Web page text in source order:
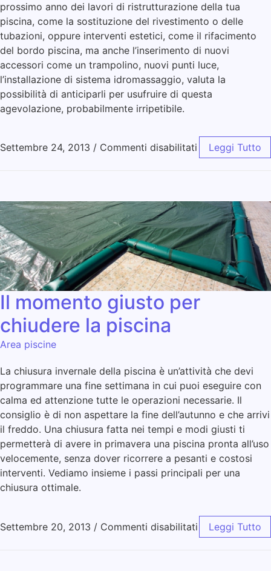
prossimo anno dei lavori di ristrutturazione della tua
piscina, come la sostituzione del rivestimento o delle
tubazioni, oppure interventi estetici, come il rifacimento
del bordo piscina, ma anche l’inserimento di nuovi
accessori come un trampolino, nuovi punti luce,
l’installazione di sistema idromassaggio, valuta la
possibilità di anticiparli per usufruire di questa
agevolazione, probabilmente irripetibile.
Settembre 24, 2013 / Commenti disabilitati Leggi Tutto
Il momento giusto per
chiudere la piscina
Area piscine
La chiusura invernale della piscina è un’attività che devi
programmare una fine settimana in cui puoi eseguire con
calma ed attenzione tutte le operazioni necessarie. Il
consiglio è di non aspettare la fine dell’autunno e che arrivi
il freddo. Una chiusura fatta nei tempi e modi giusti ti
permetterà di avere in primavera una piscina pronta all’uso
velocemente, senza dover ricorrere a pesanti e costosi
interventi. Vediamo insieme i passi principali per una
chiusura ottimale.
Settembre 20, 2013 / Commenti disabilitati Leggi Tutto